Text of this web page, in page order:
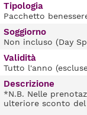
Tipologia
Pacchetto
Soggiorno
Non incluso (Day
Validità
Tutto l'anno
Descrizione
*N.B. Nelle
ulteriore sconto